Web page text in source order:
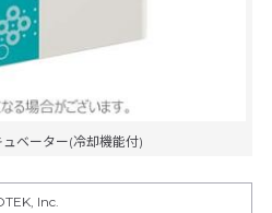
ベーター(冷却機能付)
Inc.